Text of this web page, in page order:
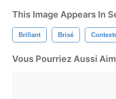
This Image Appears In
Brillant Brisé
Vous Pourriez Aussi